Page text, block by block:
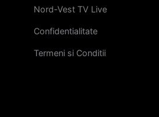
Nord-Vest TV Live
Confidentialitate
Termeni si Conditii